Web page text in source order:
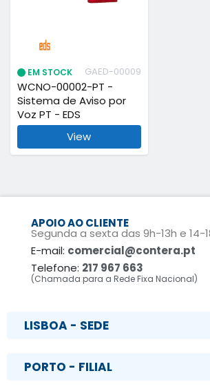
EM STOCK GAED-00009
WCNO-00002-PT -
Sistema de Aviso por
Voz PT - EDS
View
APOIO AO CLIENTE
Segunda a sexta das 9h-13h e 14-
E-mail: comercial@contera.pt
Telefone: 217 967 663
(Chamada para a Rede Fixa Nacional)
LISBOA - SEDE
PORTO - FILIAL